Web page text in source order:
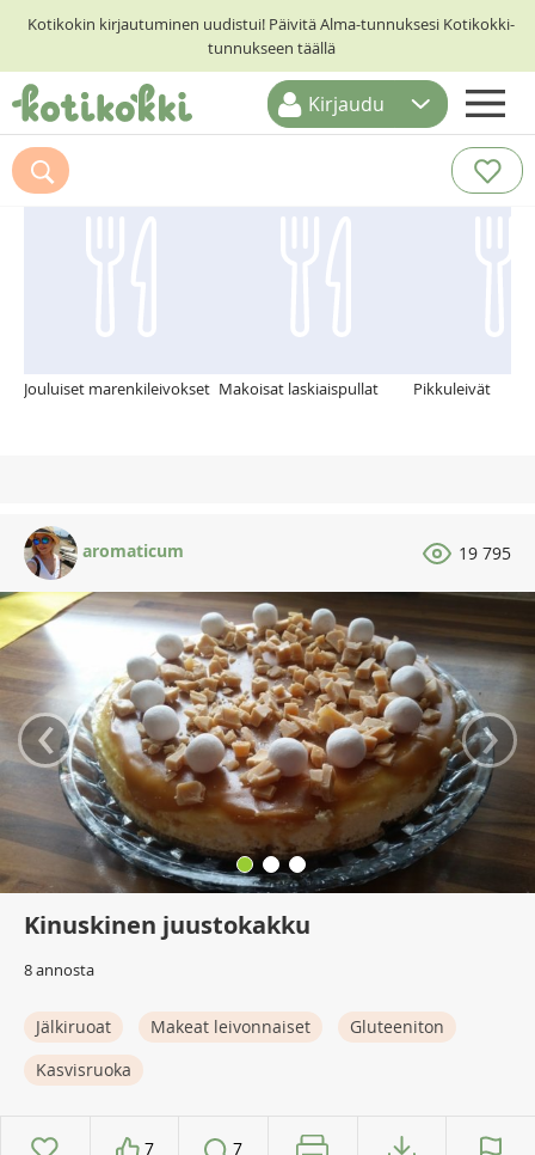
Kotikokin kirjautuminen uudistui! Päivitä Alma-tunnuksesi Kotikokki-
tunnukseen täällä
ETUSIVU
RESEPTIHAKU
Kirjaudu
Suosittelemme myös
Jouluiset marenkileivokset Makoisat laskiaispullat Pikkuleivät
aromaticum 19 795
‹ ›
Kinuskinen juustokakku
8 annosta
Jälkiruoat Makeat leivonnaiset
Gluteeniton
Kasvisruoka
7 7